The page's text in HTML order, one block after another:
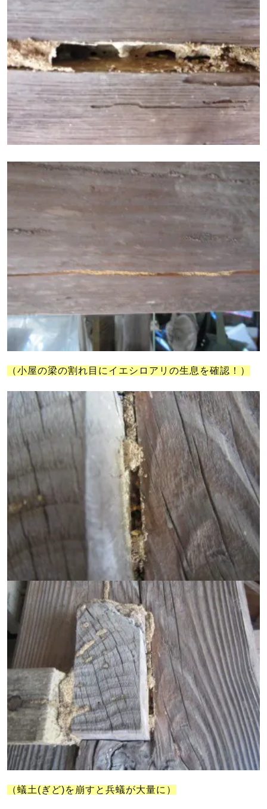
（小屋の梁の割れ目にイエシロアリの生息を確認！）
（蟻土(ぎど)を崩すと兵蟻が大量に）